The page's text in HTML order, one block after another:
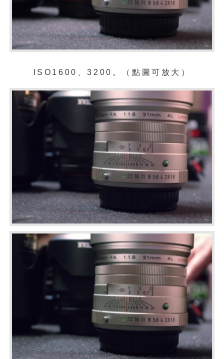
ISO1600、3200。（點圖可放大）